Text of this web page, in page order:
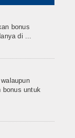
bonus
di ...
bonus untuk